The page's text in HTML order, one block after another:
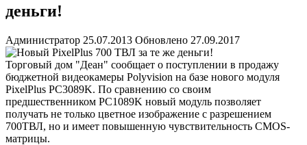
деньги!
Администратор 25.07.2013 Обновлено 27.09.2017
Торговый дом "Деан" сообщает о поступлении в продажу
бюджетной видеокамеры Polyvision на базе нового модуля
PixelPlus PC3089K. По сравнению со своим
предшественником PC1089K новый модуль позволяет
получать не только цветное изображение с разрешением
700ТВЛ, но и имеет повышенную чувствительность CMOS-
матрицы.